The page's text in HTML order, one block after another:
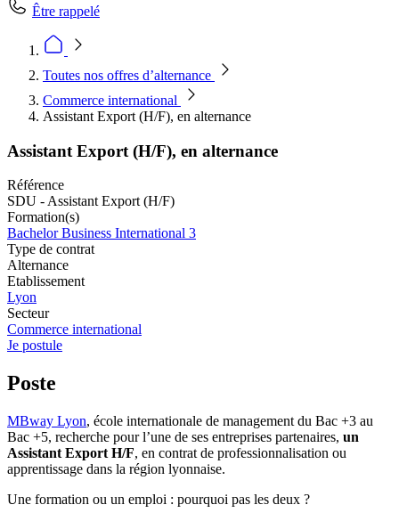
Être rappelé
Toutes nos offres d’alternance
Commerce international
Assistant Export (H/F), en alternance
Assistant Export (H/F), en alternance
Référence
SDU - Assistant Export (H/F)
Formation(s)
Bachelor Business International 3
Type de contrat
Alternance
Etablissement
Lyon
Secteur
Commerce international
Je postule
Poste
MBway Lyon, école internationale de management du Bac +3 au
Bac +5, recherche pour l’une de ses entreprises partenaires, un
Assistant Export H/F, en contrat de professionnalisation ou
apprentissage dans la région lyonnaise.
Une formation ou un emploi : pourquoi pas les deux ?